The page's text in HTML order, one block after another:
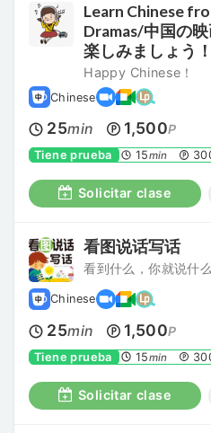
Learn Chinese
Dramas/中国の
楽しみましょう！
Happy Chinese！
Chinese
25min 1,500P
Tiene prueba 15min
Solicitar clase
看图说话写话
看到什么，你就说什么
Chinese
25min 1,500P
Tiene prueba 15min
Solicitar clase